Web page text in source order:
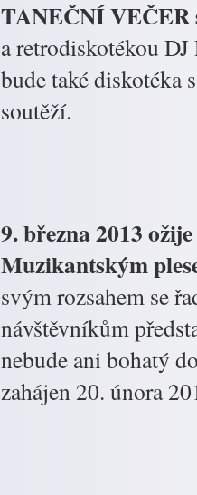
TANEČNÍ VEČER
a retrodiskotékou
bude také diskotéka
soutěží.
9. března 2013
Muzikantským
svým rozsahem se
návštěvníkům
nebude ani bohatý
zahájen 20. února